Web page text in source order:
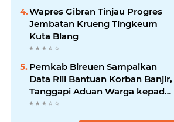
Wapres Gibran Tinjau Progres
Jembatan Krueng Tingkeum
Kuta Blang
Pemkab Bireuen Sampaikan
Data Riil Bantuan Korban Banjir,
Tanggapi Aduan Warga kepada
Wapres